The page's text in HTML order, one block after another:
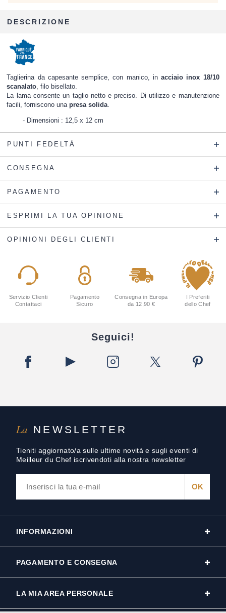
DESCRIZIONE
Taglierina da capesante semplice, con manico, inacciaio inox 18/10
scanalato, filo bisellato.
La lama consente un taglio netto e preciso. Di utilizzo e manutenzione
facili, forniscono unapresa solida.
Dimensioni : 12,5 x 12 cm
PUNTI FEDELTÀ
CONSEGNA
PAGAMENTO
ESPRIMI LA TUA OPINIONE
OPINIONI DEGLI CLIENTI
La NEWSLETTER
Tieniti aggiornato/a sulle ultime novità e sugli eventi di
Meilleur du Chef iscrivendoti alla nostra newsletter
Servizio Clienti
Contattaci
Pagamento
Sicuro
Consegna in Europa
da 12,90 €
I Preferiti
dello Chef
Seguici!
INFORMAZIONI
PAGAMENTO E CONSEGNA
LA MIA AREA PERSONALE